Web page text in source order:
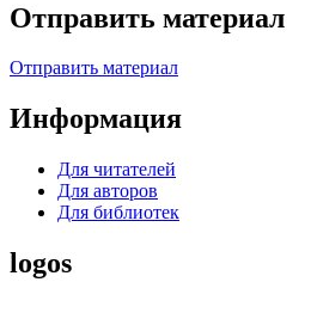
Отправить материал
Отправить материал
Информация
Для читателей
Для авторов
Для библиотек
logos